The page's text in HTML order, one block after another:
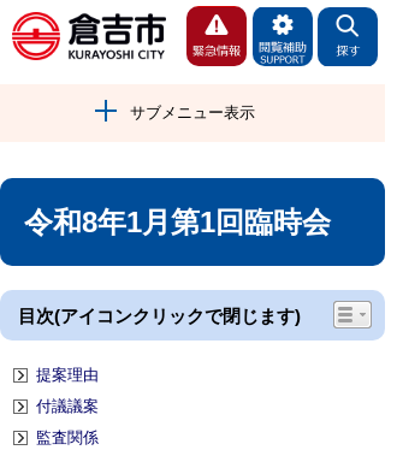
サブメニュー表示
令和8年1月第1回臨時会
目次(アイコンクリックで閉じます)
提案理由
付議議案
監査関係